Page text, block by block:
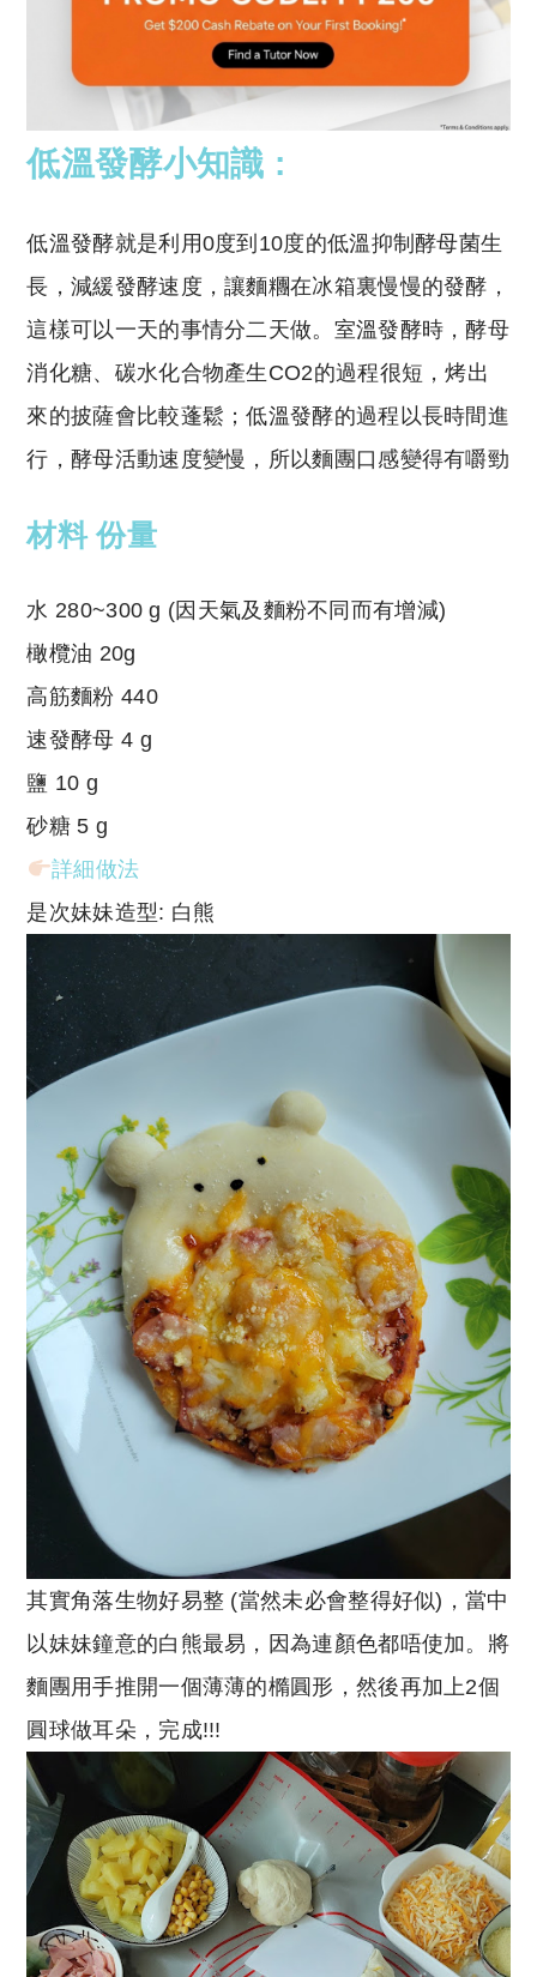
低溫發酵小知識 :
低溫發酵就是利用0度到10度的低溫抑制酵母菌生
長，減緩發酵速度，讓麵糰在冰箱裏慢慢的發酵，
這樣可以一天的事情分二天做。室溫發酵時，酵母
消化糖、碳水化合物產生CO2的過程很短，烤出
來的披薩會比較蓬鬆；低溫發酵的過程以長時間進
行，酵母活動速度變慢，所以麵團口感變得有嚼勁
材料 份量
水 280~300 g (因天氣及麵粉不同而有增減)
橄欖油 20g
高筋麵粉 440
速發酵母 4 g
鹽 10 g
砂糖 5 g
詳細做法
是次妹妹造型: 白熊
其實角落生物好易整 (當然未必會整得好似)，當中
以妹妹鐘意的白熊最易，因為連顏色都唔使加。將
麵團用手推開一個薄薄的橢圓形，然後再加上2個
圓球做耳朵，完成!!!